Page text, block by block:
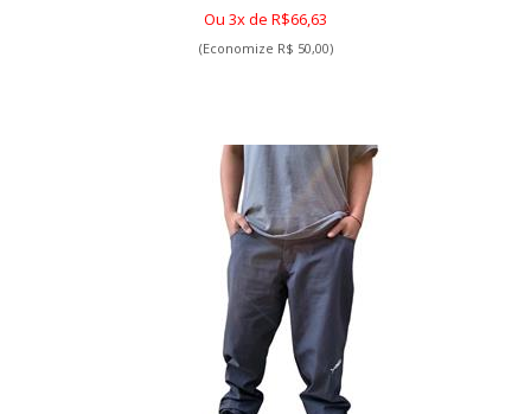
Ou 3x de R$66,63
(Economize R$ 50,00)